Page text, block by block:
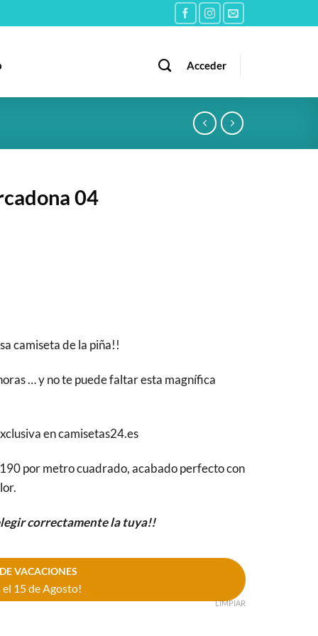
Acceder
04
camiseta de la piña!!
… y no te puede faltar esta magnífica
en camisetas24.es
por metro cuadrado, acabado perfecto con
correctamente la tuya!!
VACACIONES
el 15 de Agosto!
LIMPIAR